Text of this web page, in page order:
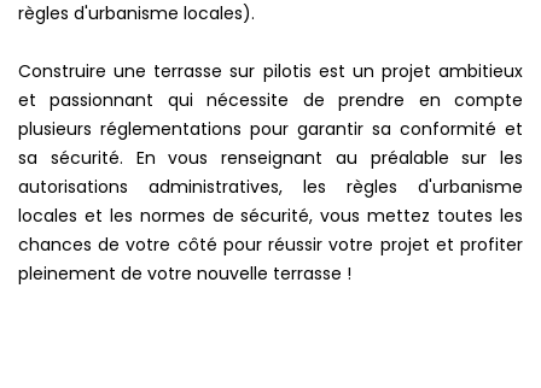
règles d'urbanisme locales).
Construire une terrasse sur pilotis est un projet ambitieux
et passionnant qui nécessite de prendre en compte
plusieurs réglementations pour garantir sa conformité et
sa sécurité. En vous renseignant au préalable sur les
autorisations administratives, les règles d'urbanisme
locales et les normes de sécurité, vous mettez toutes les
chances de votre côté pour réussir votre projet et profiter
pleinement de votre nouvelle terrasse !